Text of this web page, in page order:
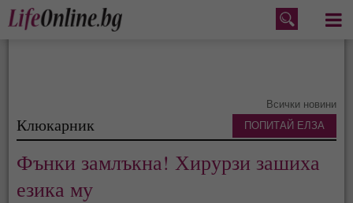
Меню
Всички новини
Клюкарник
Фънки замлъкна! Хирурзи зашиха
езика му
ПОПИТАЙ ЕЛЗА